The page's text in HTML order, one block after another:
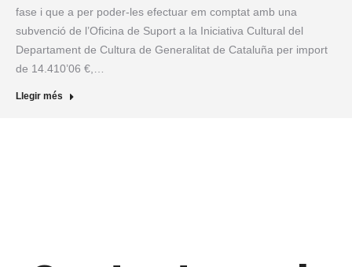
fase i que a per poder-les efectuar em comptat amb una
subvenció de l’Oficina de Suport a la Iniciativa Cultural del
Departament de Cultura de Generalitat de Cataluña per import
de 14.410’06 €,…
Llegir més